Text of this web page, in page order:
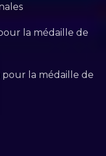
la médaille de
pour la médaille de